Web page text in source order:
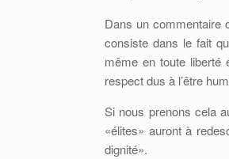
Dans un commentaire
consiste dans le fait
même en toute liberté
respect dus à l’être
Si nous prenons cela
«élites» auront à
dignité».